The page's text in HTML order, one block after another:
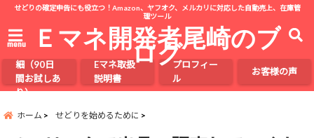
せどりの確定申告にも役立つ！Amazon、ヤフオク、メルカリに対応した自動売上、在庫管
理ツール
menu Ｅマネ開発者尾崎のブ
ログ
Eマネの詳
細（90日
間お試しあ
り）
Eマネ取扱
説明書
プロフィー
ル
お客様の声
ホーム せどりを始めるために